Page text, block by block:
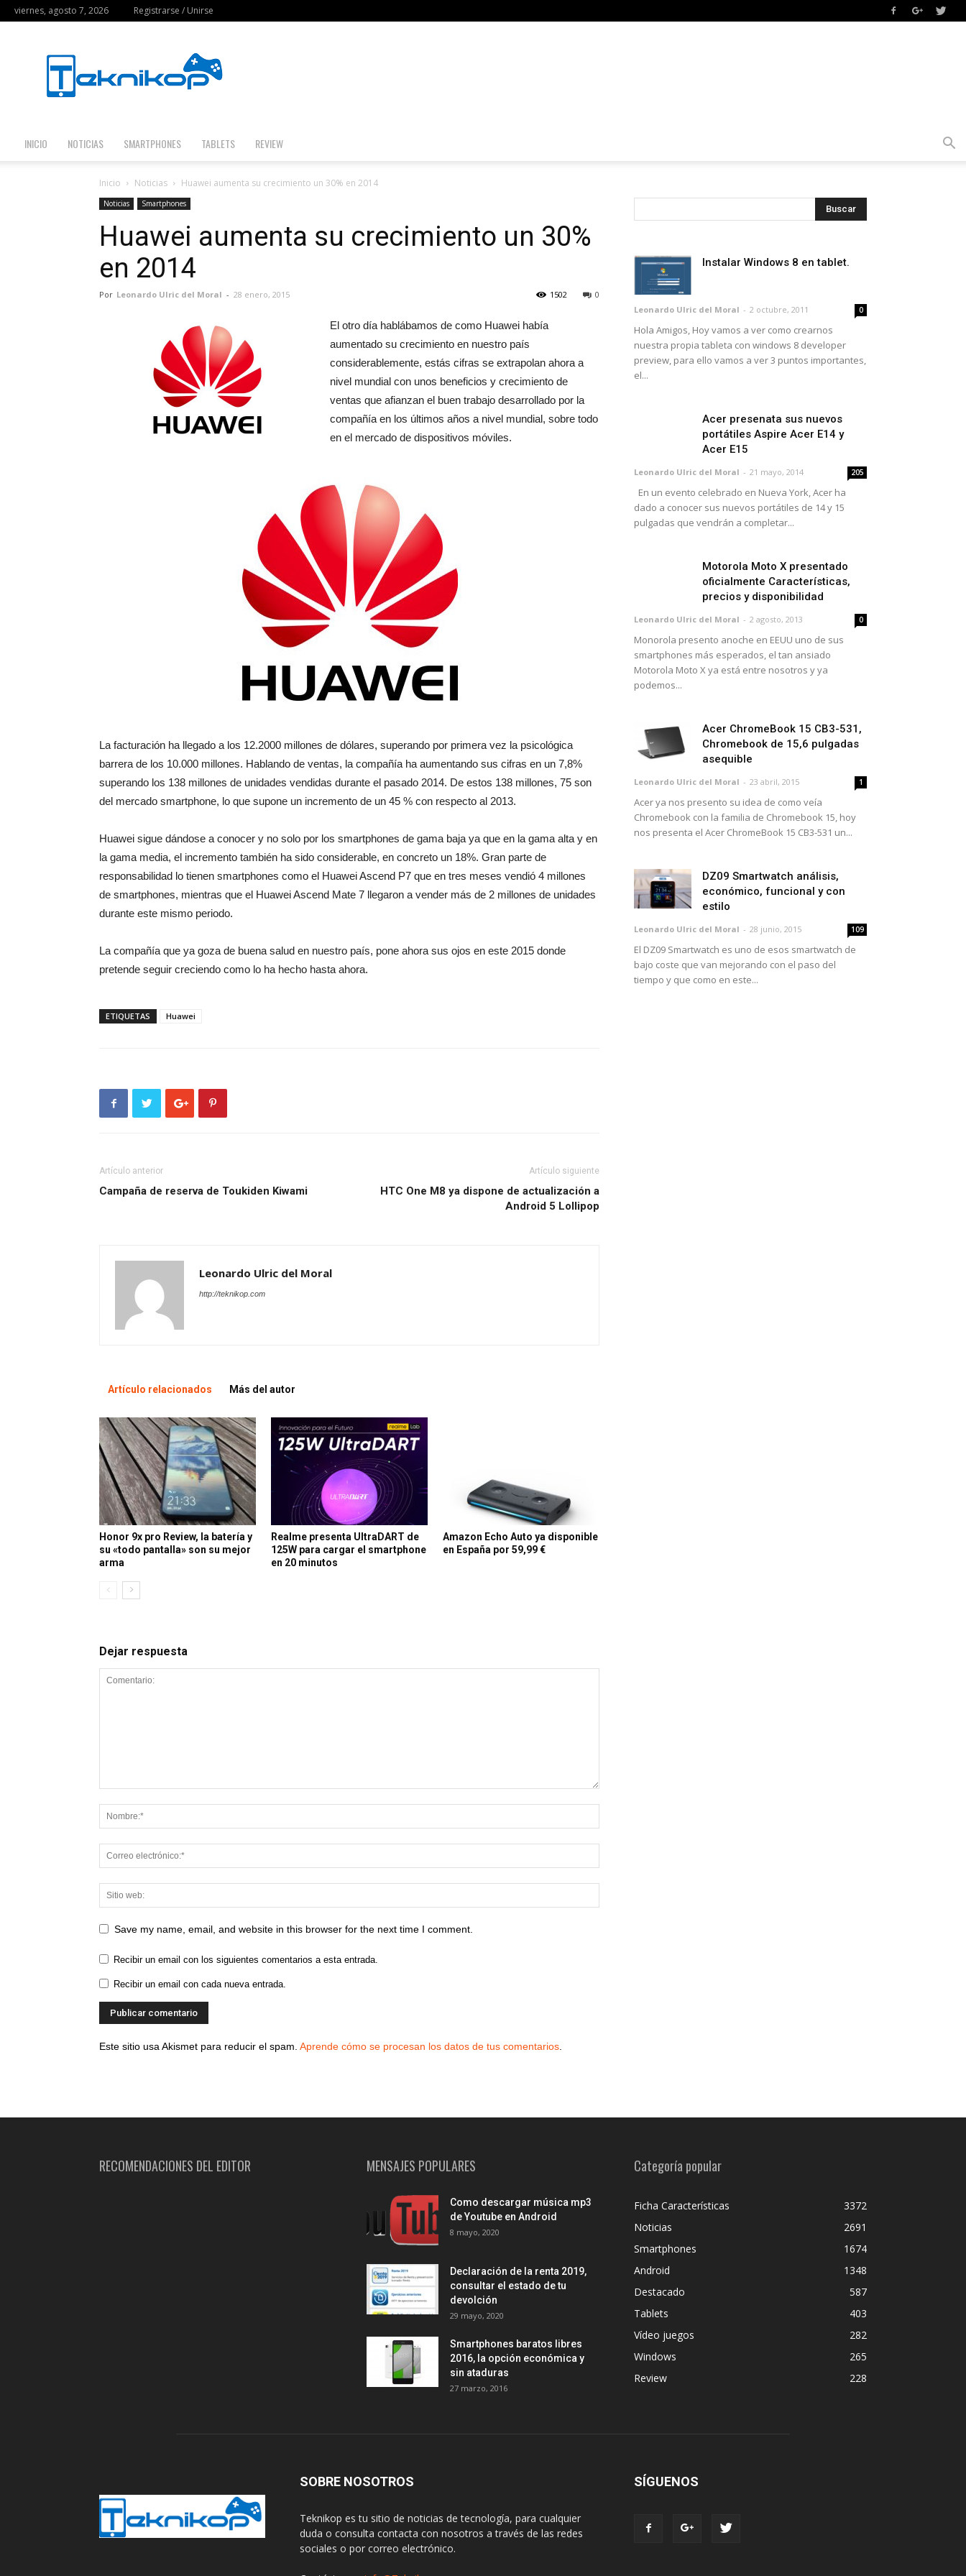
viernes, agosto 7, 2026 Registrarse / Unirse
INICIO NOTICIAS SMARTPHONES TABLETS REVIEW
Inicio Noticias Huawei aumenta su crecimiento un 30% en 2014
Noticias Smartphones
Huawei aumenta su crecimiento un 30%
en 2014
Por Leonardo Ulric del Moral - 28 enero, 2015 0
1502
El otro día hablábamos de como Huawei había
aumentado su crecimiento en nuestro país
considerablemente, estás cifras se extrapolan ahora a
nivel mundial con unos beneficios y crecimiento de
ventas que afianzan el buen trabajo desarrollado por la
compañía en los últimos años a nivel mundial, sobre todo
en el mercado de dispositivos móviles.
La facturación ha llegado a los 12.2000 millones de dólares, superando por primera vez la psicológica
barrera de los 10.000 millones. Hablando de ventas, la compañía ha aumentando sus cifras en un 7,8%
superando los 138 millones de unidades vendidas durante el pasado 2014. De estos 138 millones, 75 son
del mercado smartphone, lo que supone un incremento de un 45 % con respecto al 2013.
Huawei sigue dándose a conocer y no solo por los smartphones de gama baja ya que en la gama alta y en
la gama media, el incremento también ha sido considerable, en concreto un 18%. Gran parte de
responsabilidad lo tienen smartphones como el Huawei Ascend P7 que en tres meses vendió 4 millones
de smartphones, mientras que el Huawei Ascend Mate 7 llegaron a vender más de 2 millones de unidades
durante este mismo periodo.
La compañía que ya goza de buena salud en nuestro país, pone ahora sus ojos en este 2015 donde
pretende seguir creciendo como lo ha hecho hasta ahora.
ETIQUETAS Huawei
Artículo anterior
Campaña de reserva de Toukiden Kiwami
Artículo siguiente
HTC One M8 ya dispone de actualización a
Android 5 Lollipop
Leonardo Ulric del Moral
http://teknikop.com
Artículo relacionados Más del autor
Honor 9x pro Review, la batería y
su «todo pantalla» son su mejor
arma
Realme presenta UltraDART de
125W para cargar el smartphone
en 20 minutos
Amazon Echo Auto ya disponible
en España por 59,99 €
Dejar respuesta
Save my name, email, and website in this browser for the next time I comment.
Recibir un email con los siguientes comentarios a esta entrada.
Recibir un email con cada nueva entrada.
Este sitio usa Akismet para reducir el spam. Aprende cómo se procesan los datos de tus comentarios
Instalar Windows 8 en tablet.
Leonardo Ulric del Moral - 2 octubre, 2011 0
Hola Amigos, Hoy vamos a ver como crearnos
nuestra propia tableta con windows 8 developer
preview, para ello vamos a ver 3 puntos importantes,
el...
Acer presenata sus nuevos
portátiles Aspire Acer E14 y
Acer E15
Leonardo Ulric del Moral - 21 mayo, 2014 205
En un evento celebrado en Nueva York, Acer ha
dado a conocer sus nuevos portátiles de 14 y 15
pulgadas que vendrán a completar...
Motorola Moto X presentado
oficialmente Características,
precios y disponibilidad
Leonardo Ulric del Moral - 2 agosto, 2013 0
Monorola presento anoche en EEUU uno de sus
smartphones más esperados, el tan ansiado
Motorola Moto X ya está entre nosotros y ya
podemos...
Acer ChromeBook 15 CB3-531,
Chromebook de 15,6 pulgadas
asequible
Leonardo Ulric del Moral - 23 abril, 2015 1
Acer ya nos presento su idea de como veía
Chromebook con la familia de Chromebook 15, hoy
nos presenta el Acer ChromeBook 15 CB3-531 un...
DZ09 Smartwatch análisis,
económico, funcional y con
estilo
Leonardo Ulric del Moral - 28 junio, 2015 109
El DZ09 Smartwatch es uno de esos smartwatch de
bajo coste que van mejorando con el paso del
tiempo y que como en este...
RECOMENDACIONES DEL EDITOR MENSAJES POPULARES
Como descargar música mp3
de Youtube en Android
8 mayo, 2020
Declaración de la renta 2019,
consultar el estado de tu
devolción
29 mayo, 2020
Smartphones baratos libres
2016, la opción económica y
sin ataduras
27 marzo, 2016
Categoría popular
Ficha Características
3372
Noticias
2691
Smartphones
1674
Android
1348
Destacado
587
Tablets
403
Vídeo juegos
282
Windows
265
Review
228
SOBRE NOSOTROS
Teknikop es tu sitio de noticias de tecnología, para cualquier
duda o consulta contacta con nosotros a través de las redes
sociales o por correo electrónico.
SÍGUENOS